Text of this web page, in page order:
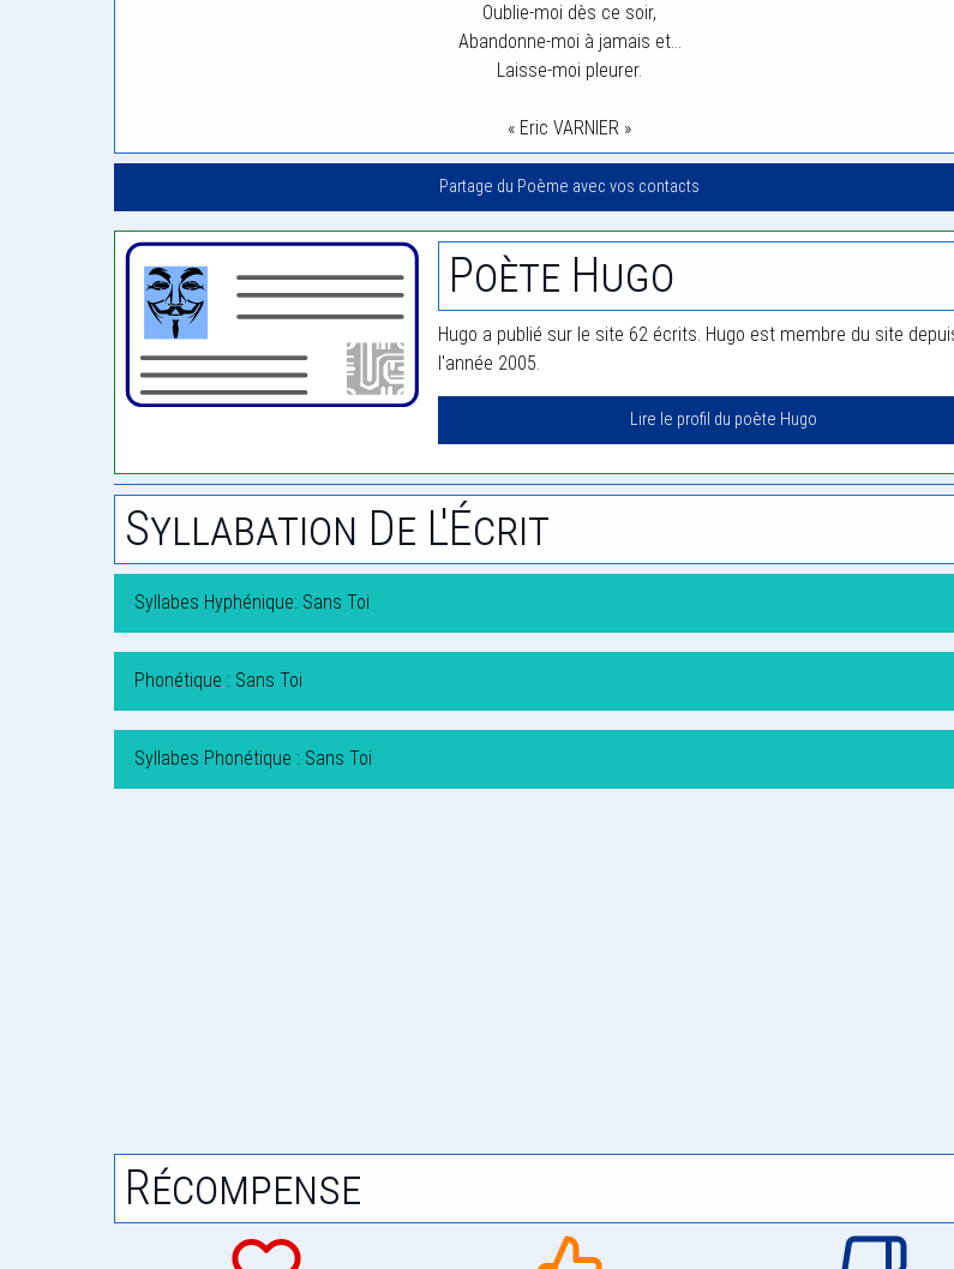
Oublie-moi dès ce soir,
Abandonne-moi à jamais et…
Laisse-moi pleurer.
« Eric VARNIER »
Partage du Poème avec vos contacts
Poète Hugo
Hugo a publié sur le site 62 écrits. Hugo est membre du site
l'année 2005.
Lire le profil du poète Hugo
Syllabation De L'Écrit
Syllabes Hyphénique: Sans Toi
Phonétique : Sans Toi
Syllabes Phonétique : Sans Toi
Récompense